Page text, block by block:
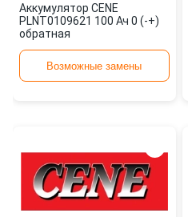
Аккумулятор CENE
PLNT0109621 100 Ач 0 (-+)
обратная
Возможные замены